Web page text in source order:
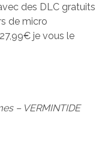
des DLC gratuits
de micro
je vous le
– VERMINTIDE